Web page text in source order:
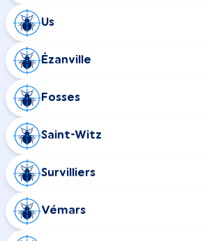
Us
Ézanville
Fosses
Saint-Witz
Survilliers
Vémars